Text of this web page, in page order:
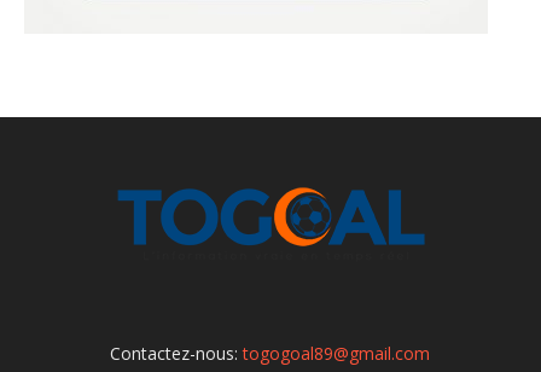
Contactez-nous:togogoal89@gmail.com